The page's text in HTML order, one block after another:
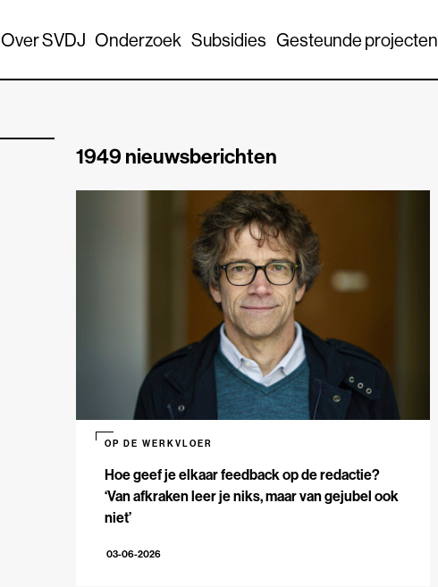
Over SVDJ Onderzoek Subsidies Gesteunde projecten
1949 nieuwsberichten
Hoe geef je elkaar feedback op de redactie?
‘Van afkraken leer je niks, maar van gejubel ook
niet’
OP DE WERKVLOER
03-06-2026